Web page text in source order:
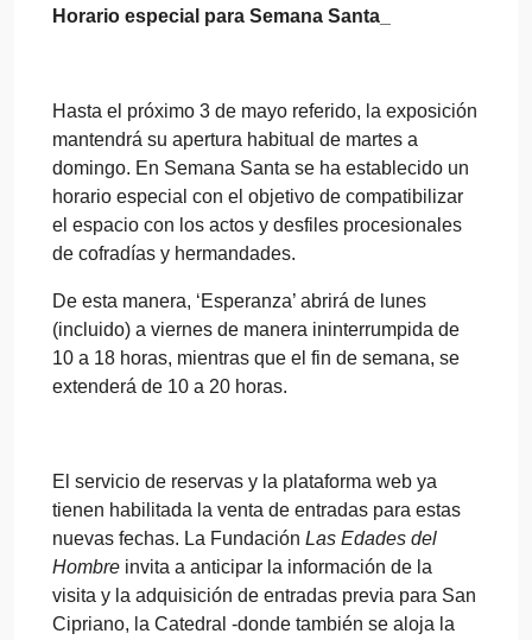
Horario especial para Semana Santa_
Hasta el próximo 3 de mayo referido, la exposición
mantendrá su apertura habitual de martes a
domingo. En Semana Santa se ha establecido un
horario especial con el objetivo de compatibilizar
el espacio con los actos y desfiles procesionales
de cofradías y hermandades.
De esta manera, ‘Esperanza’ abrirá de lunes
(incluido) a viernes de manera ininterrumpida de
10 a 18 horas, mientras que el fin de semana, se
extenderá de 10 a 20 horas.
El servicio de reservas y la plataforma web ya
tienen habilitada la venta de entradas para estas
nuevas fechas. La Fundación Las Edades del
Hombre invita a anticipar la información de la
visita y la adquisición de entradas previa para San
Cipriano, la Catedral -donde también se aloja la